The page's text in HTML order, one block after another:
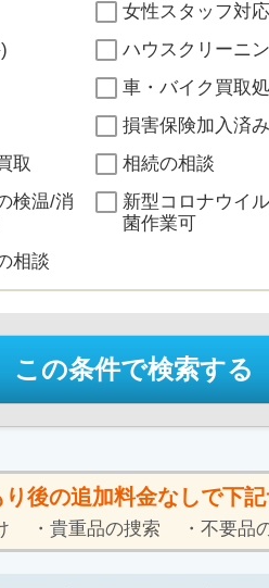
女性スタッフ対応
ハウスクリーニ
車・バイク買取
損害保険加入済み
取
相続の相談
検温/消
新型コロナウイ
菌作業可
相談
この条件で検索する
り後の追加料金なしで下
貴重品の捜索 不要品